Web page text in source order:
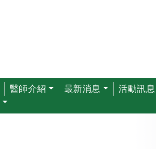
醫師介紹 最新消息 活動訊息